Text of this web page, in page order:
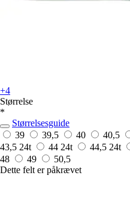
+4
Størrelse
*
Størrelsesguide
39
39,5 40 40,5
43,5 24t 44 24t 44,5 24t
48
49
50,5
Dette felt er påkrævet